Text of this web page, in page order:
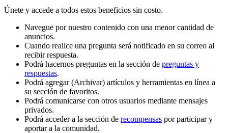
Únete y accede a todos estos beneficios sin costo.
Navegue por nuestro contenido con una menor cantidad de
anuncios.
Cuando realice una pregunta será notificado en su correo al
recibir respuesta.
Podrá hacernos preguntas en la sección de preguntas y
respuestas.
Podrá agregar (Archivar) artículos y herramientas en línea a
su sección de favoritos.
Podrá comunicarse con otros usuarios mediante mensajes
privados.
Podrá acceder a la sección de recompensas por participar y
aportar a la comunidad.